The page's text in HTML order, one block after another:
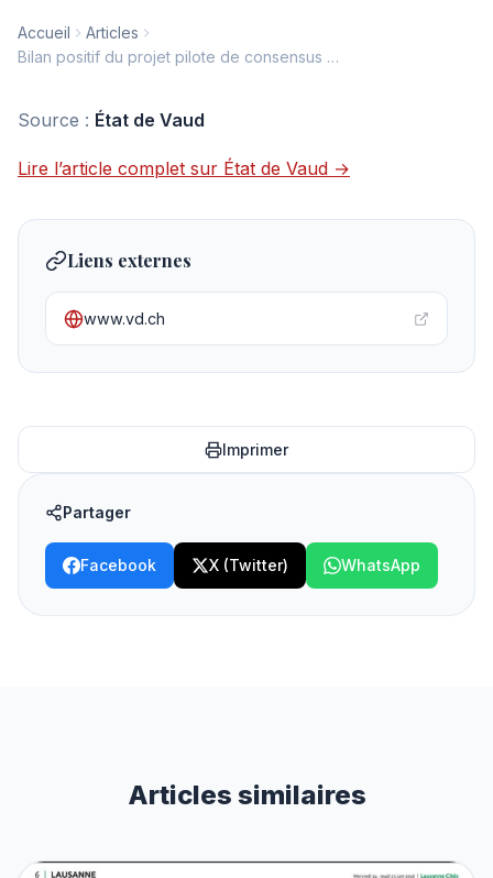
Accueil
Articles
Bilan positif du projet pilote de consensus parental dans l’Est vaudois
Source : État de Vaud
Lire l’article complet sur État de Vaud →
Liens externes
www.vd.ch
Imprimer
Partager
Facebook X (Twitter) WhatsApp
Articles similaires